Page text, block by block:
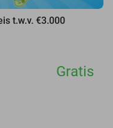
t.w.v. €3.000
Gratis